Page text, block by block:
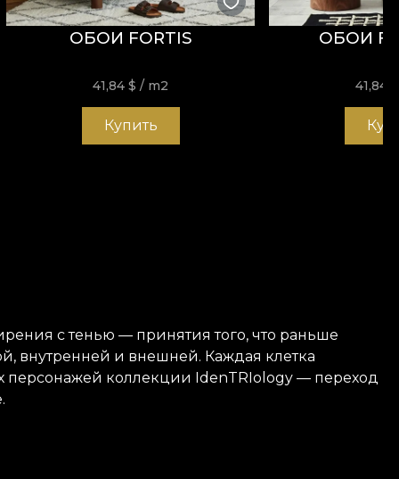
ОБОИ FORTIS
41,84$ / m2
Купить
ОБОИ
41,84
с тенью — принятия того, что раньше
внутренней и внешней. Каждая клетка
персонажей коллекции IdenTRIology — переход
и приятная на ощупь. Canvas создаёт